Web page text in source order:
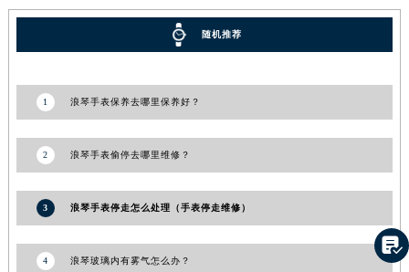
随机推荐
1 浪琴手表保养去哪里保养好？
2 浪琴手表偷停去哪里维修？
3 浪琴手表停走怎么处理（手表停走维修）
4 浪琴玻璃内有雾气怎么办？
